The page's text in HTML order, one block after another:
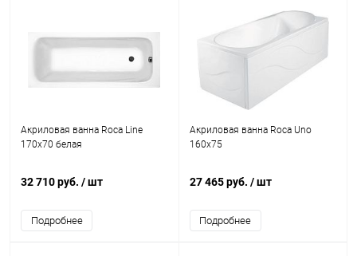
Акриловая ванна Roca Line
170x70 белая
32 710 руб. / шт
Подробнее
Акриловая ванна Roca Uno
160х75
27 465 руб. / шт
Подробнее